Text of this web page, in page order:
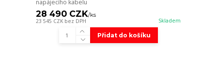
napájecího kabelu
28 490 CZK/ks
23 545 CZK bez DPH Skladem
Přidat do košíku